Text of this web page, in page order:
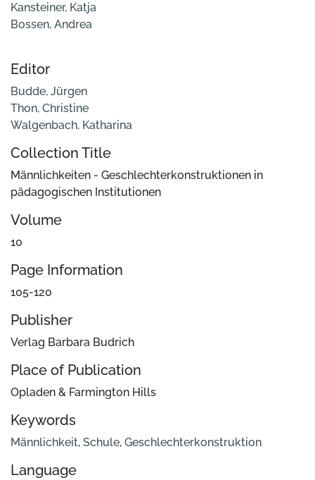
Kansteiner, Katja
Bossen, Andrea
Editor
Budde, Jürgen
Thon, Christine
Walgenbach, Katharina
Collection Title
Männlichkeiten - Geschlechterkonstruktionen in
pädagogischen Institutionen
Volume
10
Page Information
105-120
Publisher
Verlag Barbara Budrich
Place of Publication
Opladen & Farmington Hills
Keywords
Männlichkeit, Schule, Geschlechterkonstruktion
Language